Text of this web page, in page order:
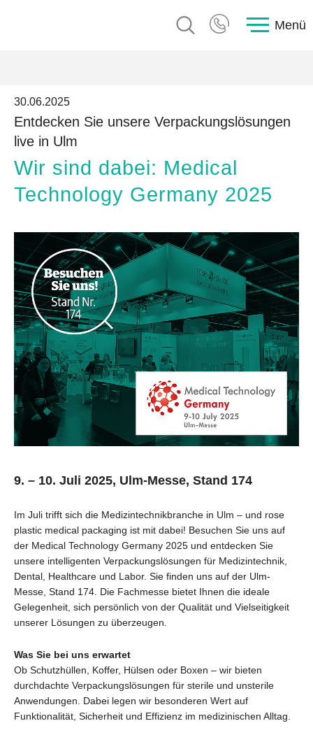
Menü
30.06.2025
Entdecken Sie unsere Verpackungslösungen
live in Ulm
Wir sind dabei: Medical
Technology Germany 2025
9. – 10. Juli 2025, Ulm-Messe, Stand 174
Im Juli trifft sich die Medizintechnikbranche in Ulm – und rose
plastic medical packaging ist mit dabei! Besuchen Sie uns auf
der Medical Technology Germany 2025 und entdecken Sie
unsere intelligenten Verpackungslösungen für Medizintechnik,
Dental, Healthcare und Labor. Sie finden uns auf der Ulm-
Messe, Stand 174. Die Fachmesse bietet Ihnen die ideale
Gelegenheit, sich persönlich von der Qualität und Vielseitigkeit
unserer Lösungen zu überzeugen.
Was Sie bei uns erwartet
Ob Schutzhüllen, Koffer, Hülsen oder Boxen – wir bieten
durchdachte Verpackungslösungen für sterile und unsterile
Anwendungen. Dabei legen wir besonderen Wert auf
Funktionalität, Sicherheit und Effizienz im medizinischen Alltag.